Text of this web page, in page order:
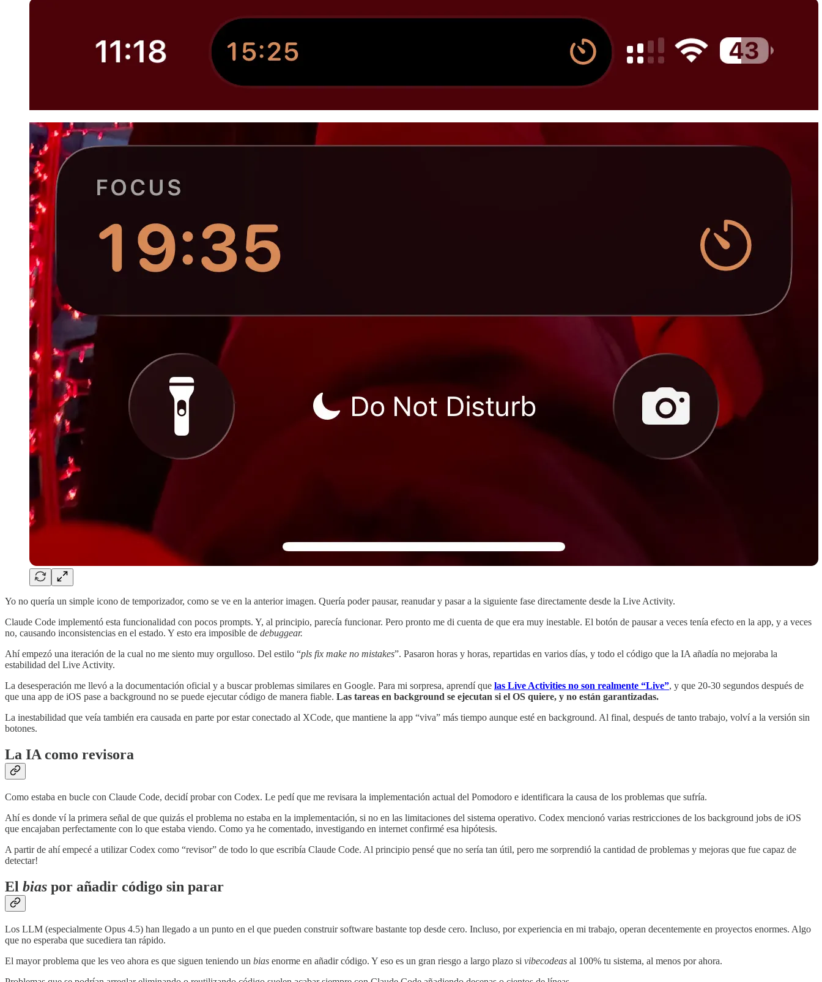
Yo no quería un simple icono de temporizador, como se ve en la anterior imagen. Quería poder pausar, reanudar y pasar a la siguiente fase directamente desde la Live Activity.
Claude Code implementó esta funcionalidad con pocos prompts. Y, al principio, parecía funcionar. Pero pronto me di cuenta de que era muy inestable. El botón de pausar a veces tenía efecto en la app, y a veces
no, causando inconsistencias en el estado. Y esto era imposible de debuggear.
Ahí empezó una iteración de la cual no me siento muy orgulloso. Del estilo “pls fix make no mistakes”. Pasaron horas y horas, repartidas en varios días, y todo el código que la IA añadía no mejoraba la
estabilidad del Live Activity.
La desesperación me llevó a la documentación oficial y a buscar problemas similares en Google. Para mi sorpresa, aprendí que las Live Activities no son realmente “Live”, y que 20-30 segundos después de
que una app de iOS pase a background no se puede ejecutar código de manera fiable. Las tareas en background se ejecutan si el OS quiere, y no están garantizadas.
La inestabilidad que veía también era causada en parte por estar conectado al XCode, que mantiene la app “viva” más tiempo aunque esté en background. Al final, después de tanto trabajo, volví a la versión sin
botones.
La IA como revisora
Como estaba en bucle con Claude Code, decidí probar con Codex. Le pedí que me revisara la implementación actual del Pomodoro e identificara la causa de los problemas que sufría.
Ahí es donde ví la primera señal de que quizás el problema no estaba en la implementación, si no en las limitaciones del sistema operativo. Codex mencionó varias restricciones de los background jobs de iOS
que encajaban perfectamente con lo que estaba viendo. Como ya he comentado, investigando en internet confirmé esa hipótesis.
A partir de ahí empecé a utilizar Codex como “revisor” de todo lo que escribía Claude Code. Al principio pensé que no sería tan útil, pero me sorprendió la cantidad de problemas y mejoras que fue capaz de
detectar!
El bias por añadir código sin parar
Los LLM (especialmente Opus 4.5) han llegado a un punto en el que pueden construir software bastante top desde cero. Incluso, por experiencia en mi trabajo, operan decentemente en proyectos enormes. Algo
que no esperaba que sucediera tan rápido.
El mayor problema que les veo ahora es que siguen teniendo un bias enorme en añadir código. Y eso es un gran riesgo a largo plazo si vibecodeas al 100% tu sistema, al menos por ahora.